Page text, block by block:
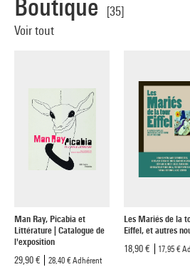
Boutique
[35]
Voir tout
Man Ray, Picabia et
Littérature | Catalogue de
l'exposition
29,90 €
28,40 €Adhérent
Les Mariés de la
Eiffel, et autres
18,90 €
17,95 €